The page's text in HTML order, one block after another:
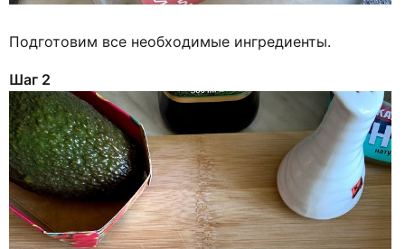
Подготовим все необходимые ингредиенты.
Шаг 2